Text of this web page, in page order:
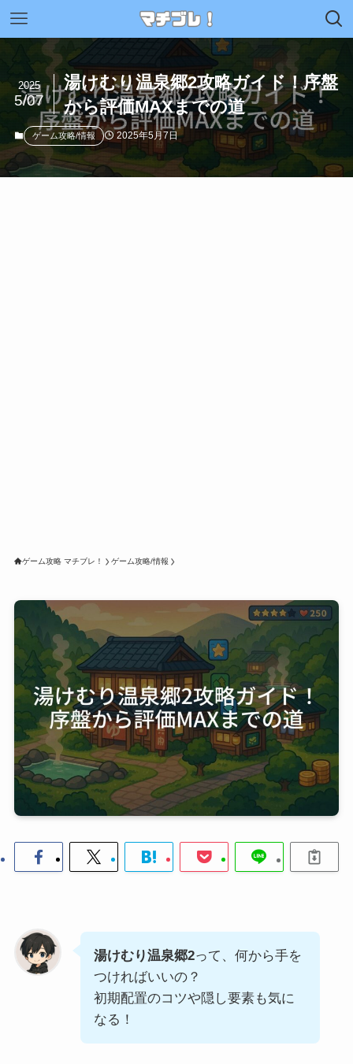
湯けむり温泉郷2攻略ガイド！序盤
から評価MAXまでの道
2025
5/07
ゲーム攻略/情報 2025年5月7日
ゲーム攻略 マチブレ！ ゲーム攻略/情報
湯けむり温泉郷2って、何から手を
つければいいの？
初期配置のコツや隠し要素も気に
なる！